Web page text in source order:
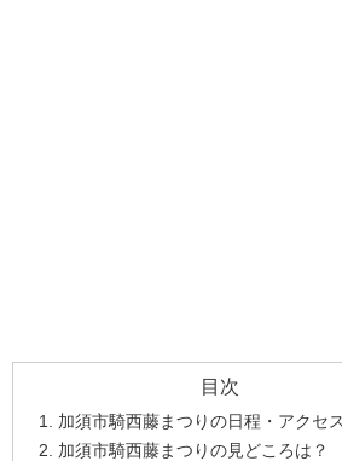
目次
加須市騎西藤まつりの日程・アクセ
加須市騎西藤まつりの見どころは？